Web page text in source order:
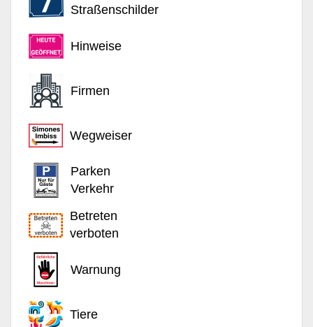
Straßenschilder
Hinweise
Firmen
Wegweiser
Parken
Verkehr
Betreten
verboten
Warnung
Tiere